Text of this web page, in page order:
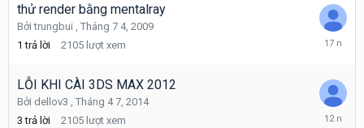
2011
thử render bằng mentalray
Bởitrungbui , Tháng 7 4, 2009
1 trả lời 2105 lượt xem
Tháng
2009
LỖI KHI CÀI 3DS MAX 2012
Bởi dellov3 , Tháng 4 7, 2014
3 trả lời 2105 lượt xem
Tháng